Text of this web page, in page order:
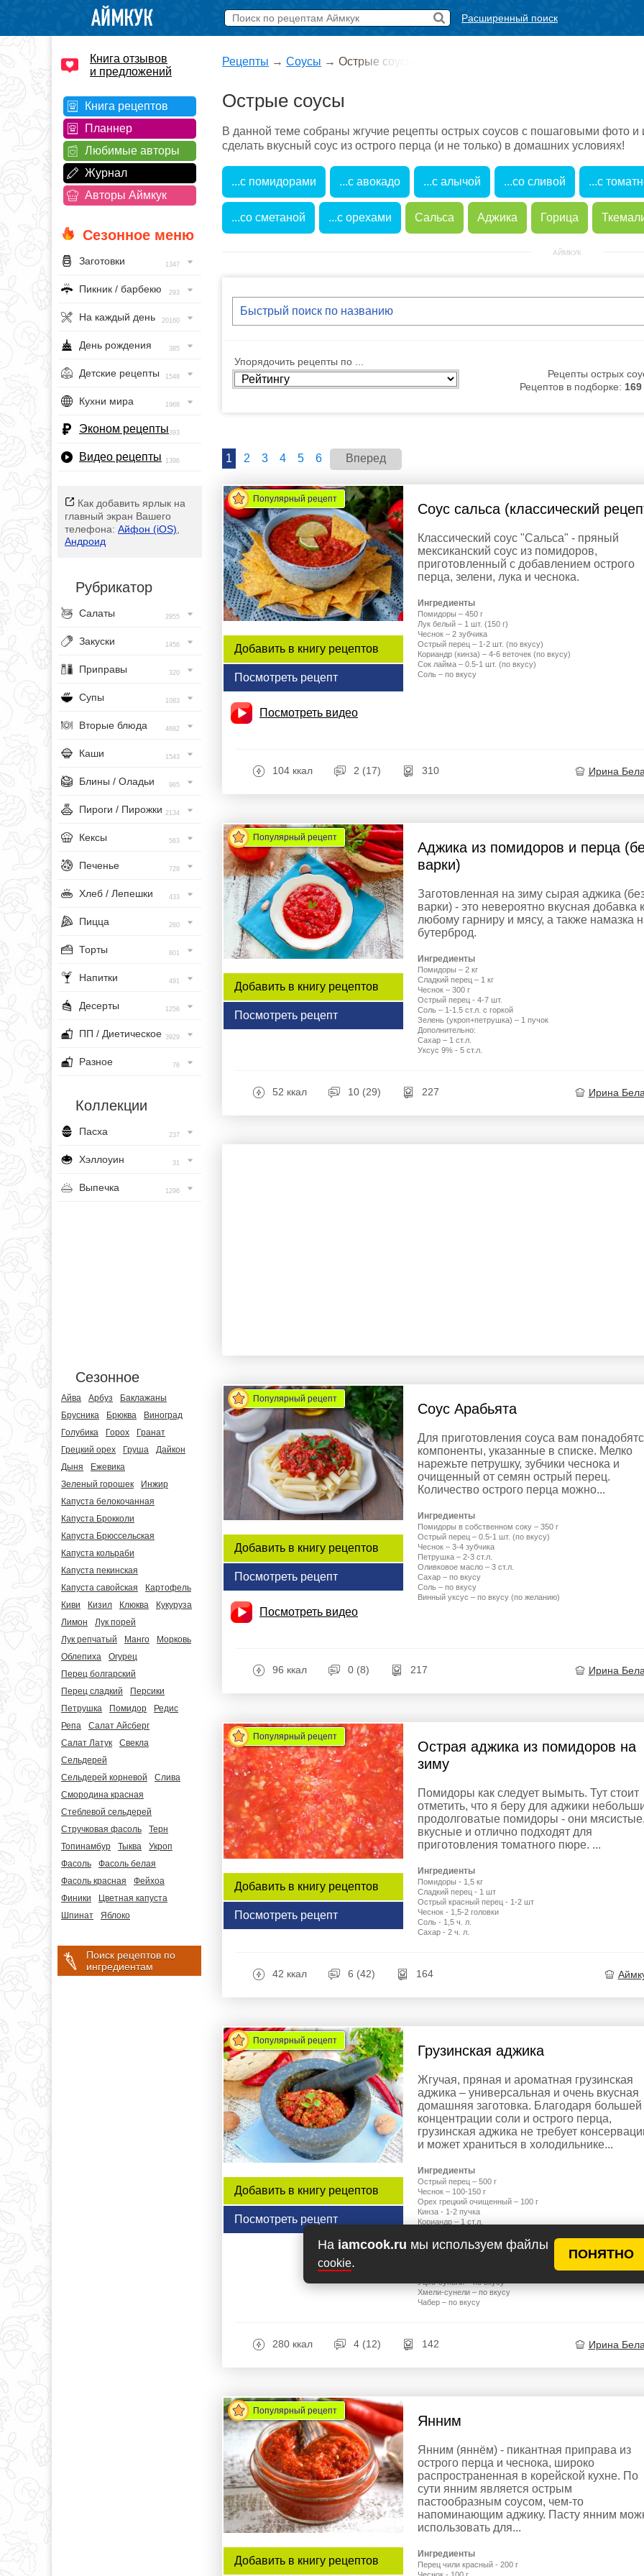
На iamcook.ru мы используем файлы
cookie.
ПОНЯТНО
Расширенный поиск
Книга отзывов
и предложений
Книга рецептов
Планнер
Любимые авторы
Журнал
Авторы Аймкук
Сезонное меню
Заготовки 1347
Пикник / барбекю 293
На каждый день 20160
День рождения 385
Детские рецепты 1548
Кухни мира 1968
Эконом рецепты393
Видео рецепты 1396
Как добавить ярлык на
главный экран Вашего
телефона: Айфон (iOS)
Андроид
Рубрикатор
Салаты 2955
Закуски 1456
Приправы 320
Супы 1083
Вторые блюда 4682
Каши 1543
Блины / Оладьи 965
Пироги / Пирожки 2134
Кексы 563
Печенье 728
Хлеб / Лепешки 433
Пицца 260
Торты 801
Напитки 491
Десерты 1256
ПП / Диетическое 3929
Разное 76
Коллекции
Пасха 237
Хэллоуин 31
Выпечка 1296
Сезонное
Айва Арбуз
Баклажаны
Брусника
Брюква
Виноград
Голубика
Горох
Гранат
Грецкий орех
Груша
Дайкон
Дыня
Ежевика
Зеленый горошек
Инжир
Капуста белокочанная
Капуста Брокколи
Капуста Брюссельская
Капуста кольраби
Капуста пекинская
Капуста савойская
Картофель
Киви
Кизил Клюква
Кукуруза
Лимон
Лук порей
Лук репчатый
Манго
Морковь
Облепиха
Огурец
Перец болгарский
Перец сладкий
Персики
Петрушка
Помидор
Редис
Репа
Салат Айсберг
Салат Латук
Свекла
Сельдерей
Сельдерей корневой
Слива
Смородина красная
Стеблевой сельдерей
Стручковая фасоль
Терн
Топинамбур
Тыква
Укроп
Фасоль
Фасоль белая
Фасоль красная
Фейхоа
Финики
Цветная капуста
Шпинат
Яблоко
Поиск рецептов по
ингредиентам
Рецепты → Соусы → Острые соусы
Острые соусы
В данной теме собраны жгучие рецепты острых соусов с пошаговыми фото
сделать вкусный соус из острого перца (и не только) в домашних условиях!
...с помидорами ...с авокадо ...с алычой ...со сливой ...с
...со сметаной ...с орехами Сальса Аджика Горица
АЙМКУК
Упорядочить рецепты по ...
Рецепты острых
Рецептов в подборке: 169
1 2 3 4 5 6 Вперед
Популярный рецепт
Добавить в книгу рецептов
Посмотреть рецепт
Посмотреть видео
Соус сальса (классический
Классический соус "Сальса" - пряный
мексиканский соус из помидоров,
приготовленный с добавлением острого
перца, зелени, лука и чеснока.
Ингредиенты
Помидоры – 450 г
Лук белый – 1 шт. (150 г)
Чеснок – 2 зубчика
Острый перец – 1-2 шт. (по вкусу)
Кориандр (кинза) – 4-6 веточек (по вкусу)
Сок лайма – 0.5-1 шт. (по вкусу)
Соль – по вкусу
104 ккал 2 (17) 310 Ирина
Популярный рецепт
Добавить в книгу рецептов
Посмотреть рецепт
Аджика из помидоров и перца
варки)
Заготовленная на зиму сырая аджика
варки) - это невероятно вкусная добавка к
любому гарниру и мясу, а также намазка
бутерброд.
Ингредиенты
Помидоры – 2 кг
Сладкий перец – 1 кг
Чеснок – 300 г
Острый перец - 4-7 шт.
Соль – 1-1.5 ст.л. с горкой
Зелень (укроп+петрушка) – 1 пучок
Дополнительно:
Сахар – 1 ст.л.
Уксус 9% - 5 ст.л.
52 ккал 10 (29) 227 Ирина
Популярный рецепт
Добавить в книгу рецептов
Посмотреть рецепт
Посмотреть видео
Соус Арабьята
Для приготовления соуса вам
компоненты, указанные в списке. Мелко
нарежьте петрушку, зубчики чеснока и
очищенный от семян острый перец.
Количество острого перца можно...
Ингредиенты
Помидоры в собственном соку – 350 г
Острый перец – 0.5-1 шт. (по вкусу)
Чеснок – 3-4 зубчика
Петрушка – 2-3 ст.л.
Оливковое масло – 3 ст.л.
Сахар – по вкусу
Соль – по вкусу
Винный уксус – по вкусу (по желанию)
96 ккал 0 (8) 217 Ирина
Популярный рецепт
Добавить в книгу рецептов
Посмотреть рецепт
Острая аджика из помидоров на
зиму
Помидоры как следует вымыть. Тут стоит
отметить, что я беру для аджики
продолговатые помидоры - они
вкусные и отлично подходят для
приготовления томатного пюре. ...
Ингредиенты
Помидоры - 1,5 кг
Сладкий перец - 1 шт
Острый красный перец - 1-2 шт
Чеснок - 1,5-2 головки
Соль - 1,5 ч. л.
Сахар - 2 ч. л.
42 ккал 6 (42) 164
Популярный рецепт
Добавить в книгу рецептов
Посмотреть рецепт
Грузинская аджика
Жгучая, пряная и ароматная грузинская
аджика – универсальная и очень вкусная
домашняя заготовка. Благодаря большей
концентрации соли и острого перца,
грузинская аджика не требует
и может храниться в холодильнике...
Ингредиенты
Острый перец – 500 г
Чеснок – 100-150 г
Орех грецкий очищенный – 100 г
Кинза - 1-2 пучка
Кориандр – 1 ст.л.
Дополнительно/по желанию:
Уцхо-сунели – по вкусу
Хмели-сунели – по вкусу
Чабер – по вкусу
280 ккал 4 (12) 142 Ирина
Популярный рецепт
Добавить в книгу рецептов
Янним
Янним (яннём) - пикантная приправа из
острого перца и чеснока, широко
распространенная в корейской кухне. По
сути янним является острым
пастообразным соусом, чем-то
напоминающим аджику. Пасту янним
использовать для...
Ингредиенты
Перец чили красный - 200 г